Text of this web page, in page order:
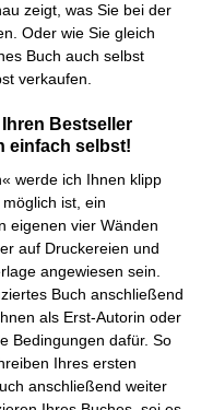
zeigt, was Sie bei der
Oder wie Sie gleich
Buch auch selbst
verkaufen.
Bestseller
einfach selbst!
werde ich Ihnen klipp
ist, ein
eigenen vier Wänden
auf Druckereien und
angewiesen sein.
Buch anschließend
als Erst-Autorin oder
Bedingungen dafür. So
Ihres ersten
anschließend weiter